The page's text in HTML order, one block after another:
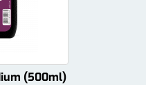
(500ml)